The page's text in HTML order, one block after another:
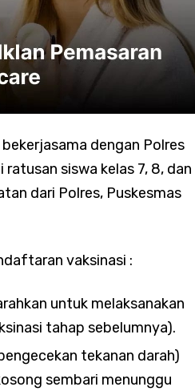
dengan Polres
siswa kelas 7, 8, dan
dari Polres, Puskesmas
vaksinasi :
untuk melaksanakan
tahap sebelumnya).
tekanan darah)
sembari menunggu